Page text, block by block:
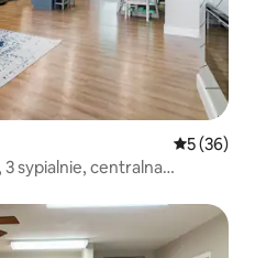
Średnia
5 (36)
sypialnie, centralna
Wybór gości